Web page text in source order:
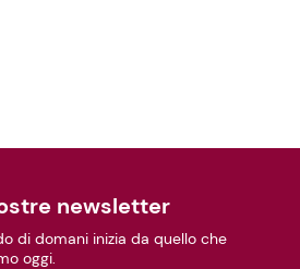
newsletter
di domani inizia da quello che
oggi.